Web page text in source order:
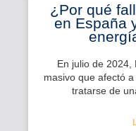
¿Por qué
en España
En julio de 2024,
masivo que afectó
tratarse de